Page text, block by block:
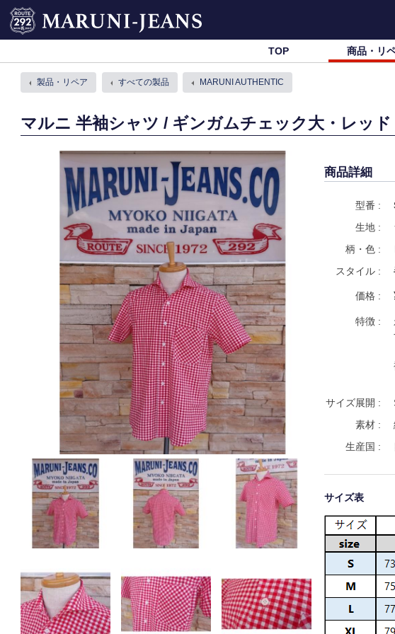
Skip
content
MARUNI-JEANS
TOP 商品・リ
製品・リペア すべての製品 MARUNI AUTHENTIC
マルニ 半袖シャツ / ギンガムチェック大・レッ
商品詳細
型番 :
生地 :
柄・色 :
スタイル :
価格 :
特徴 :
サイズ展開 :
素材 :
生産国 :
サイズ表